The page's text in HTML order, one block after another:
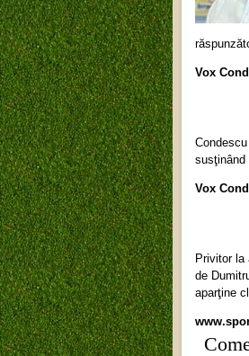
Vox
susţinând
Vox
Privitor la
de
aparţine